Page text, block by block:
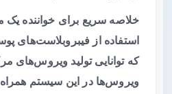
خلاصه سریع برای خواننده
استفاده از فیبروبلاست‌های
ویروس‌ها در این سیستم